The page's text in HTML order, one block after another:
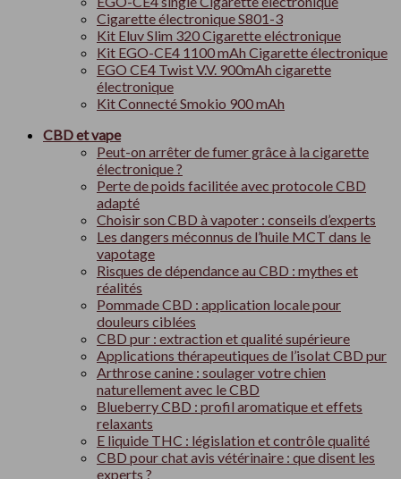
Cigarette électronique S801-3
Kit Eluv Slim 320 Cigarette eléctronique
Kit EGO-CE4 1100 mAh Cigarette électronique
EGO CE4 Twist V.V. 900mAh cigarette
électronique
Kit Connecté Smokio 900 mAh
CBD et vape
Peut-on arrêter de fumer grâce à la cigarette
électronique ?
Perte de poids facilitée avec protocole CBD
adapté
Choisir son CBD à vapoter : conseils d’experts
Les dangers méconnus de l’huile MCT dans le
vapotage
Risques de dépendance au CBD : mythes et
réalités
Pommade CBD : application locale pour
douleurs ciblées
CBD pur : extraction et qualité supérieure
Applications thérapeutiques de l’isolat CBD pur
Arthrose canine : soulager votre chien
naturellement avec le CBD
Blueberry CBD : profil aromatique et effets
relaxants
E liquide THC : législation et contrôle qualité
CBD pour chat avis vétérinaire : que disent les
experts ?